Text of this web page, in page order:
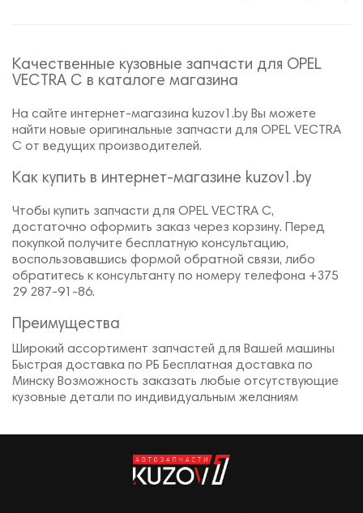
Качественные кузовные запчасти для OPEL
VECTRA C в каталоге магазина
На сайте интернет-магазина kuzov1.by Вы можете
найти новые оригинальные запчасти для OPEL VECTRA
C от ведущих производителей.
Как купить в интернет-магазине kuzov1.by
Чтобы купить запчасти для OPEL VECTRA C,
достаточно оформить заказ через корзину. Перед
покупкой получите бесплатную консультацию,
воспользовавшись формой обратной связи, либо
обратитесь к консультанту по номеру телефона +375
29 287-91-86.
Преимущества
Широкий ассортимент запчастей для Вашей машины
Быстрая доставка по РБ Бесплатная доставка по
Минску Возможность заказать любые отсутствующие
кузовные детали по индивидуальным желаниям